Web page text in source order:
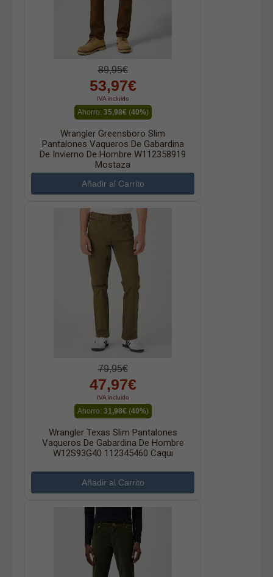
89,95€
53,97€
IVA incluido
Ahorro: 35,98€(40%)
Wrangler Greensboro Slim
Pantalones Vaqueros De Gabardina
De Invierno De Hombre W112358919
Mostaza
79,95€
47,97€
IVA incluido
Ahorro: 31,98€(40%)
Wrangler Texas Slim Pantalones
Vaqueros De Gabardina De Hombre
W12S93G40 112345460 Caqui